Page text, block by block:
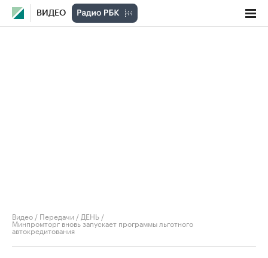
ВИДЕО
Видео / Передачи / ДЕНЬ /
Минпромторг вновь запускает программы льготного
автокредитования